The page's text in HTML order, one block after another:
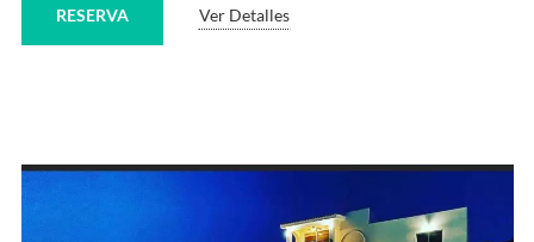
Ver Detalles
RESERVA